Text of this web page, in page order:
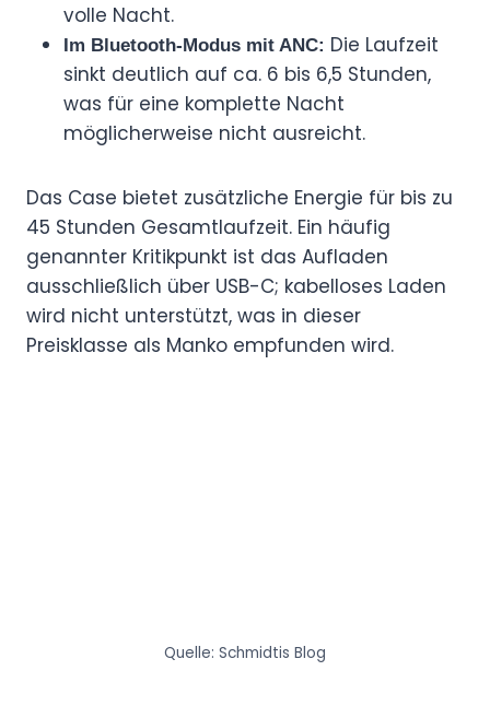
volle Nacht.
Im Bluetooth-Modus mit ANC: Die Laufzeit
sinkt deutlich auf ca. 6 bis 6,5 Stunden,
was für eine komplette Nacht
möglicherweise nicht ausreicht.
Das Case bietet zusätzliche Energie für bis zu
45 Stunden Gesamtlaufzeit. Ein häufig
genannter Kritikpunkt ist das Aufladen
ausschließlich über USB-C; kabelloses Laden
wird nicht unterstützt, was in dieser
Preisklasse als Manko empfunden wird.
Quelle: Schmidtis Blog